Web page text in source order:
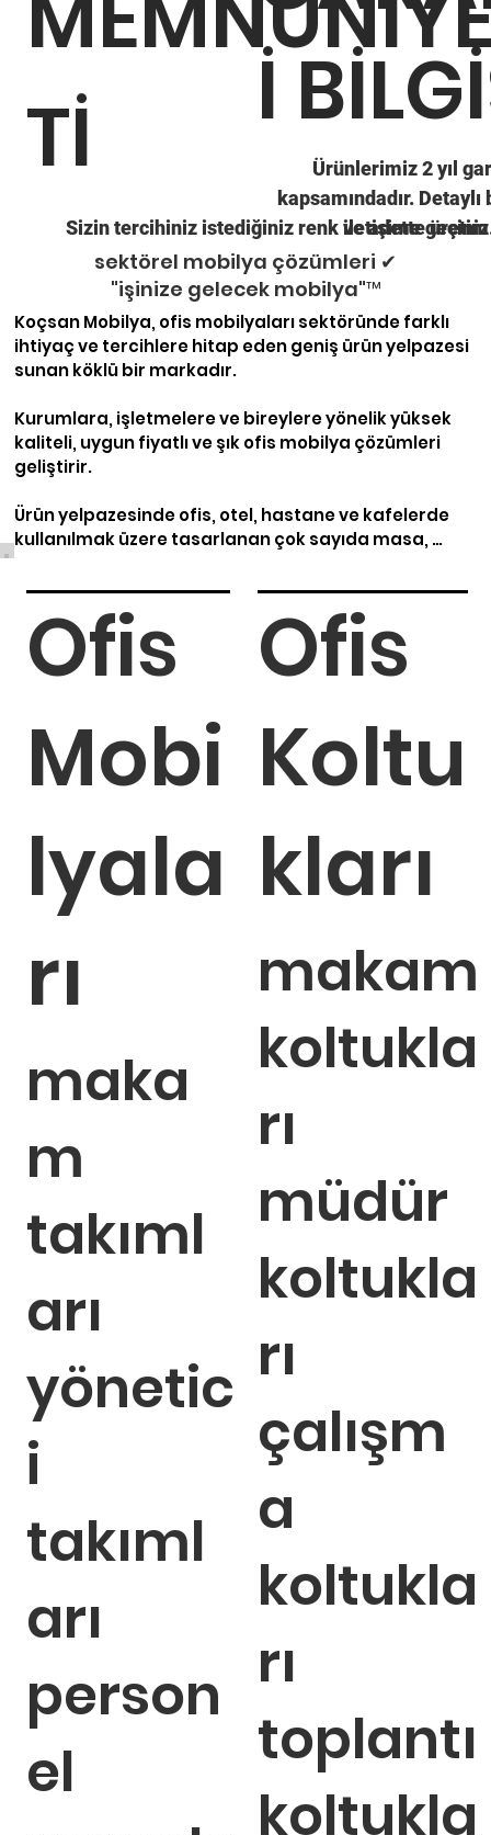
Tİ
Sizin tercihiniz istediğiniz renk ve adette üretim
İ
Ürünlerimiz 2 yıl
kapsamındadır.
iletişime
sektörel mobilya çözümleri ✔
"işinize gelecek mobilya"™
Koçsan Mobilya, ofis mobilyaları sektöründe farklı
ihtiyaç ve tercihlere hitap eden geniş ürün yelpazesi
sunan köklü bir markadır.
Kurumlara, işletmelere ve bireylere yönelik yüksek
kaliteli, uygun fiyatlı ve şık ofis mobilya çözümleri
geliştirir.
Ürün yelpazesinde ofis, otel, hastane ve kafelerde
kullanılmak üzere tasarlanan çok sayıda masa,
Tüm ürünler piyasaya sunulmadan önce tasarım ve
üretim süreçlerinde detaylı biçimde geliştirilir ve
test edilir. İnovasyona ve müşteri memnuniyetine
odaklanan yaklaşımı sayesinde Koçsan Mobilya,
ulaşmıştır.
Ofis
Mobi
lyala
rı
maka
m
takıml
arı
yönetic
i
takıml
arı
person
el
Ofis
Koltu
kları
makam
koltukla
rı
müdür
koltukla
rı
çalışm
a
koltukla
rı
toplantı
koltukla